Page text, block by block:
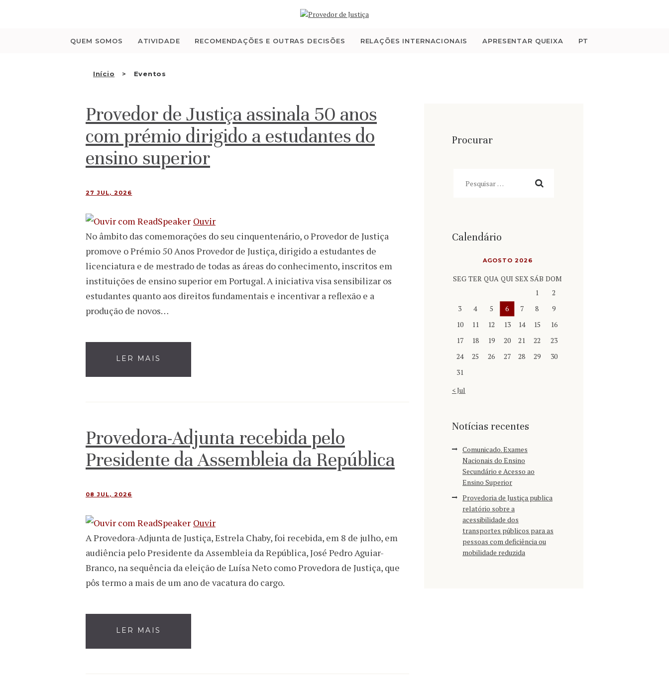
QUEM SOMOS ATIVIDADE RECOMENDAÇÕES E OUTRAS DECISÕES RELAÇÕES INTERNACIONAIS APRESENTAR QUEIXA PT
Início Eventos
QUEM SOMOS
ATIVIDADE
RELAÇÕES
INTERNACIONAIS
Provedor de Justiça assinala 50 anos
com prémio dirigido a estudantes do
ensino superior
27 JUL, 2026
Ouvir
No âmbito das comemorações do seu cinquentenário, o Provedor de Justiça
promove o Prémio 50 Anos Provedor de Justiça, dirigido a estudantes de
licenciatura e de mestrado de todas as áreas do conhecimento, inscritos em
instituições de ensino superior em Portugal. A iniciativa visa sensibilizar os
estudantes quanto aos direitos fundamentais e incentivar a reflexão e a
produção de novos…
LER MAIS
Provedora-Adjunta recebida pelo
Presidente da Assembleia da República
08 JUL, 2026
Ouvir
A Provedora-Adjunta de Justiça, Estrela Chaby, foi recebida, em 8 de julho, em
audiência pelo Presidente da Assembleia da República, José Pedro Aguiar-
Branco, na sequência da eleição de Luísa Neto como Provedora de Justiça, que
pôs termo a mais de um ano de vacatura do cargo. ​
LER MAIS
Procurar
Calendário
AGOSTO 2026
SEG TER QUA QUI SEX SÁB DOM
1
2
3
4 5 6 7 8
9
10
11 12 13 14 15
16
17
18 19 20 21 22
23
24
25 26 27 28 29
30
31
« Jul
Notícias recentes
Comunicado. Exames
Nacionais do Ensino
Secundário e Acesso ao
Ensino Superior
Provedoria de Justiça publica
relatório sobre a
acessibilidade dos
transportes públicos para as
pessoas com deficiência ou
mobilidade reduzida